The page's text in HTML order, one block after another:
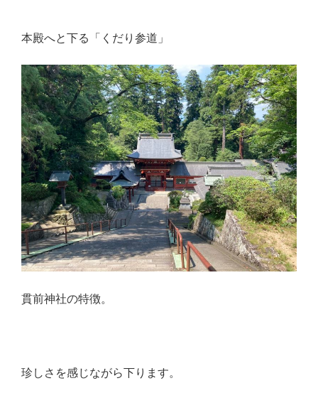
本殿へと下る「くだり参道」
貫前神社の特徴。
珍しさを感じながら下ります。